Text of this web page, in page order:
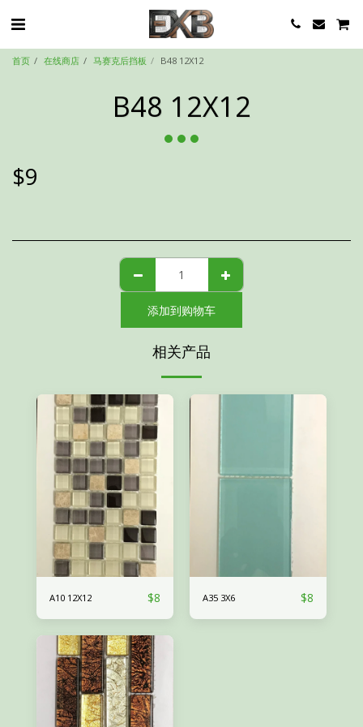
首页 在线商店 马赛克后挡板 B48 12X12
B48 12X12
$9
添加到购物车
相关产品
A10 12X12 $8 A35 3X6 $8